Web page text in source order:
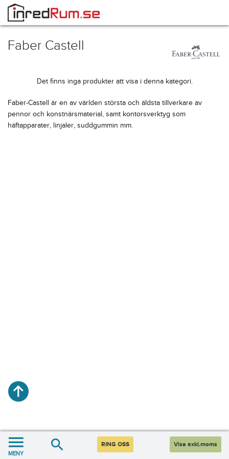
Faber Castell
Det finns inga produkter att visa i denna kategori.
Faber-Castell är en av världen största och äldsta tillverkare av
pennor och konstnärsmaterial, samt kontorsverktyg som
häftapparater, linjaler, suddgummin mm.
MENY
RING OSS Visa exkl.moms